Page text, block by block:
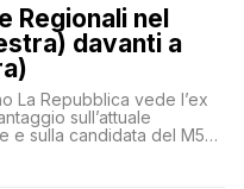
Regionali nel
davanti a
La Repubblica vede l’ex
sull’attuale
e sulla candidata del M5S